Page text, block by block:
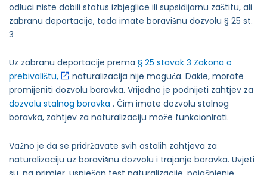
odluci niste dobili status izbjeglice ili supsidijarnu zaštitu, ali
zabranu deportacije, tada imate boravišnu dozvolu § 25 st.
3
Uz zabranu deportacije prema § 25 stavak 3 Zakona o
prebivalištu,
naturalizacija nije moguća. Dakle, morate
promijeniti dozvolu boravka. Vrijedno je podnijeti zahtjev za
dozvolu stalnog boravka . Čim imate dozvolu stalnog
boravka, zahtjev za naturalizaciju može funkcionirati.
Važno je da se pridržavate svih ostalih zahtjeva za
naturalizaciju uz boravišnu dozvolu i trajanje boravka. Uvjeti